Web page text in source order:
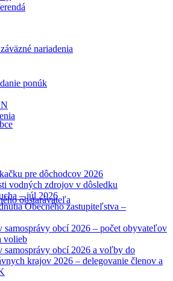
nariadenia
obstarávateľa
ponúk
pre dôchodcov 2026
vodných zdrojov v dôsledku
– júl 2026
Obecného zastupiteľstva –
obcí 2026 – počet obyvateľov
volieb
samosprávy obcí 2026 a voľby do
krajov 2026 – delegovanie členov a